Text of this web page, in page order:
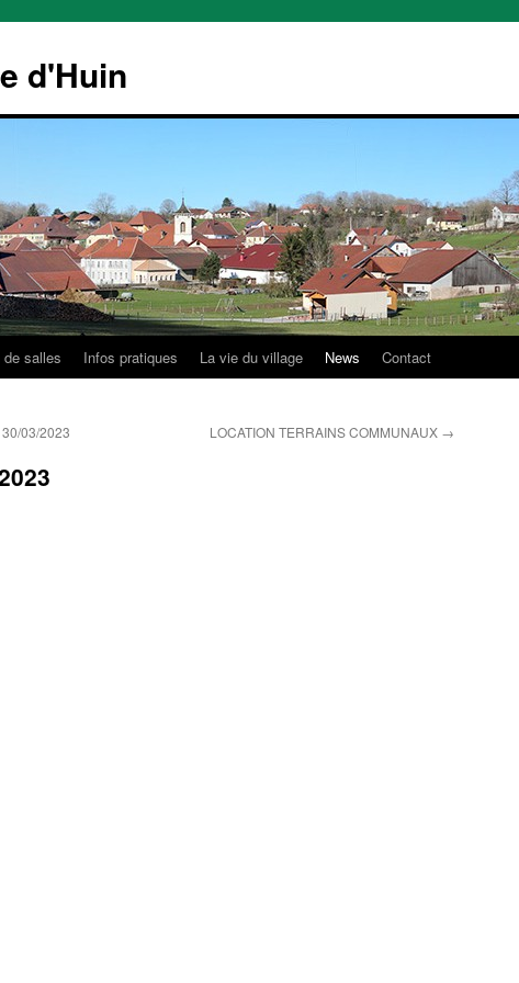
d'Huin
de salles Infos pratiques La vie du village News Contact
03/2023 LOCATION TERRAINS COMMUNAUX →